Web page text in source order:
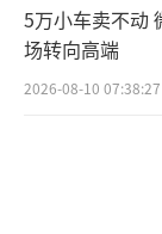
5万小车卖不动
场转向高端
2026-08-10 07:38:27